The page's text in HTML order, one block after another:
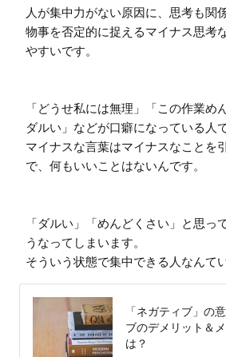
人が集中力がない原因に、思考も関
物事を否定的に捉えるマイナス思考
やすいです。
「どうせ私には無理」「この作業め
ダルい」などが口癖になっている人で
マイナスな言葉はマイナスなことを
で、何もいいことはないんです。
「ダルい」「めんどくさい」と思っ
うなってしまいます。
そういう状態で集中できる人なんて
「ネガティブ」の
ブのデメリット＆
は？